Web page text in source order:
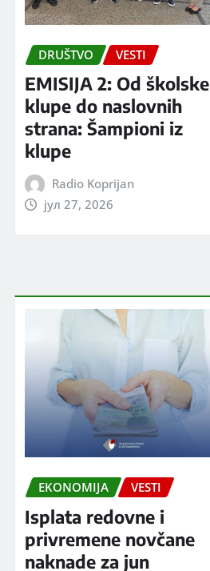
DRUŠTVO VESTI
EMISIJA 2: Od školske
klupe do naslovnih
strana: Šampioni iz
klupe
Radio Koprijan
јул 27, 2026
EKONOMIJA VESTI
Isplata redovne i
privremene novčane
naknade za jun